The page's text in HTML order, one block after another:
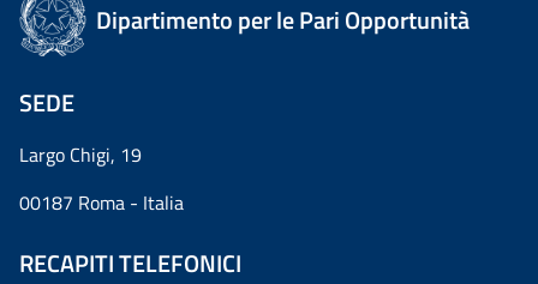
Dipartimento per le Pari Opportunità
SEDE
Largo Chigi, 19
00187 Roma - Italia
RECAPITI TELEFONICI